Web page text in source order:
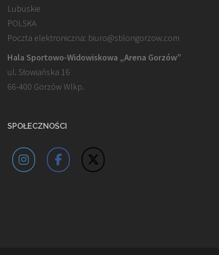
Lubuskie
POLSKA
Poczta elektroniczna: biuro@stilongorzow.com
Hala Sportowo-Widowiskowa „Arena Gorzów”
ul. Słowiańska 16
66-400 Gorzów Wlkp.
SPOŁECZNOŚCI